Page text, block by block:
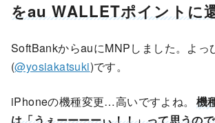
をau WALLETポイントに
SoftBankからauにMNPしました。よっ
(@yosiakatsuki)です。
iPhoneの機種変更…高いですよね。
機